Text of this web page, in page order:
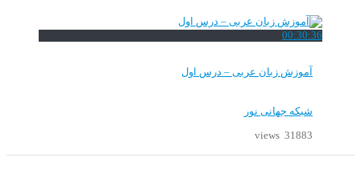
00:30:36
آموزش زبان عربی – درس اول
شبکه جهانی نور
31883 views